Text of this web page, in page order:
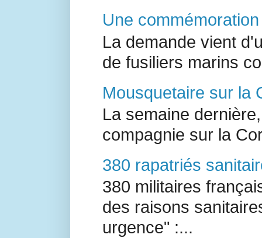
Une
La demande vient
de fusiliers marins
Mousquetaire sur la
La semaine
compagnie sur la
380 rapatriés
380 militaires
des raisons
urgence" :...